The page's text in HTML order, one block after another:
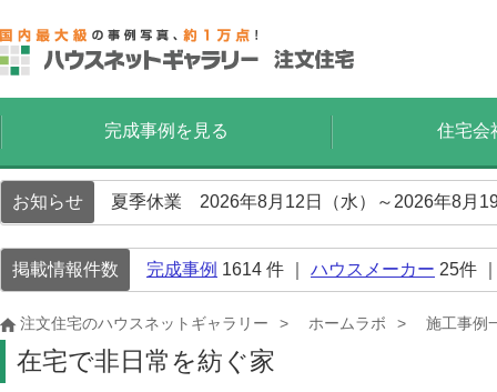
完成事例を見る 住宅会
お知らせ 夏季休業 2026年8月12日（水）～2026年8月
掲載情報件数 完成事例 1614 件 ｜ ハウスメーカー 25件
注文住宅のハウスネットギャラリー ホームラボ 施工事例
在宅で非日常を紡ぐ家